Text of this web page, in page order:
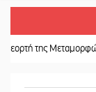
Μεταμορφώσεως